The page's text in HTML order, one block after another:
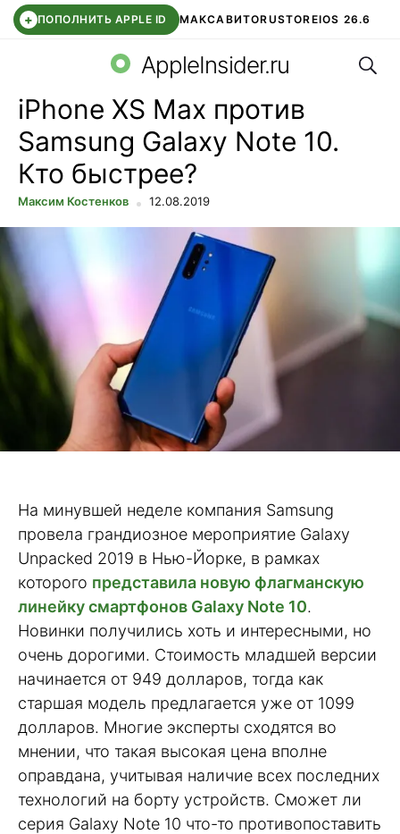
+ ПОПОЛНИТЬ APPLE ID МАКСАВИТОRUSTOREIOS 26.6
СБЕР КИДС ВТБ ОНЛАЙН ЧАТ В ROBLOX
AppleInsider.ru
iPhone XS Max против
Samsung Galaxy Note 10.
Кто быстрее?
Максим Костенков 12.08.2019
На минувшей неделе компания Samsung
провела грандиозное мероприятие Galaxy
Unpacked 2019 в Нью-Йорке, в рамках
которого представила новую флагманскую
линейку смартфонов Galaxy Note 10.
Новинки получились хоть и интересными, но
очень дорогими. Стоимость младшей версии
начинается от 949 долларов, тогда как
старшая модель предлагается уже от 1099
долларов. Многие эксперты сходятся во
мнении, что такая высокая цена вполне
оправдана, учитывая наличие всех последних
технологий на борту устройств. Сможет ли
серия Galaxy Note 10 что-то противопоставить